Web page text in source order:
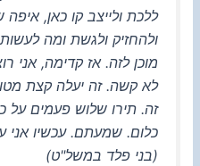
ללכת ולייצב קו כאן,
ולהחזיק ולגשת ומה
מוכן לזה. אז קדימה, אני
לא קשה. זה יעלה קצת
זה. תירו שלוש פעמים על
כלום. שמעתם. עכשיו אני
(בני פלד במשל"ט)